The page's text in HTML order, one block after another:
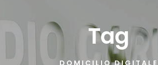
Tag
DOMICILIO DIGITALE